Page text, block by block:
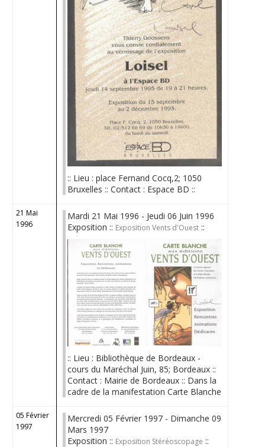
:: Lieu : place Fernand Cocq,2; 1050
Bruxelles :: Contact : Espace BD ::
21 Mai
1996
Mardi 21 Mai 1996 - Jeudi 06 Juin 1996
Exposition :: Exposition Vents d'Ouest ::
:: Lieu : Bibliothèque de Bordeaux -
cours du Maréchal Juin, 85; Bordeaux ::
Contact : Mairie de Bordeaux :: Dans la
cadre de la manifestation Carte Blanche
05 Février
1997
Mercredi 05 Février 1997 - Dimanche 09
Mars 1997
Exposition :: Exposition Stéréoscopage ::